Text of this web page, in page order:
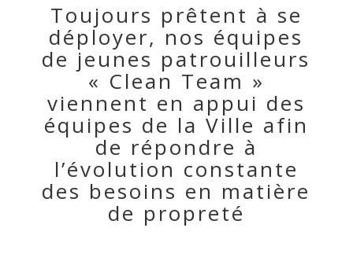
Toujours prêtent à se
déployer, nos équipes
de jeunes patrouilleurs
« Clean Team »
viennent en appui des
équipes de la Ville afin
de répondre à
l’évolution constante
des besoins en matière
de propreté